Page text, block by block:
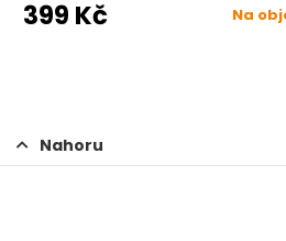
399 Kč Na
Nahoru